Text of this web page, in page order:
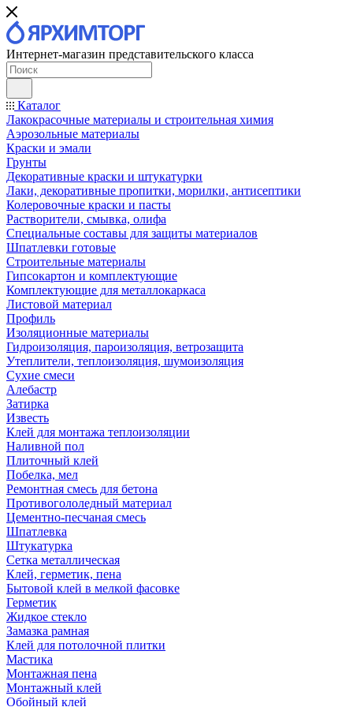
Интернет-магазин представительского класса
Каталог
Лакокрасочные материалы и строительная химия
Аэрозольные материалы
Краски и эмали
Грунты
Декоративные краски и штукатурки
Лаки, декоративные пропитки, морилки, антисептики
Колеровочные краски и пасты
Растворители, смывка, олифа
Специальные составы для защиты материалов
Шпатлевки готовые
Строительные материалы
Гипсокартон и комплектующие
Комплектующие для металлокаркаса
Листовой материал
Профиль
Изоляционные материалы
Гидроизоляция, пароизоляция, ветрозащита
Утеплители, теплоизоляция, шумоизоляция
Сухие смеси
Алебастр
Затирка
Известь
Клей для монтажа теплоизоляции
Наливной пол
Плиточный клей
Побелка, мел
Ремонтная смесь для бетона
Противогололедный материал
Цементно-песчаная смесь
Шпатлевка
Штукатурка
Сетка металлическая
Клей, герметик, пена
Бытовой клей в мелкой фасовке
Герметик
Жидкое стекло
Замазка рамная
Клей для потолочной плитки
Мастика
Монтажная пена
Монтажный клей
Обойный клей